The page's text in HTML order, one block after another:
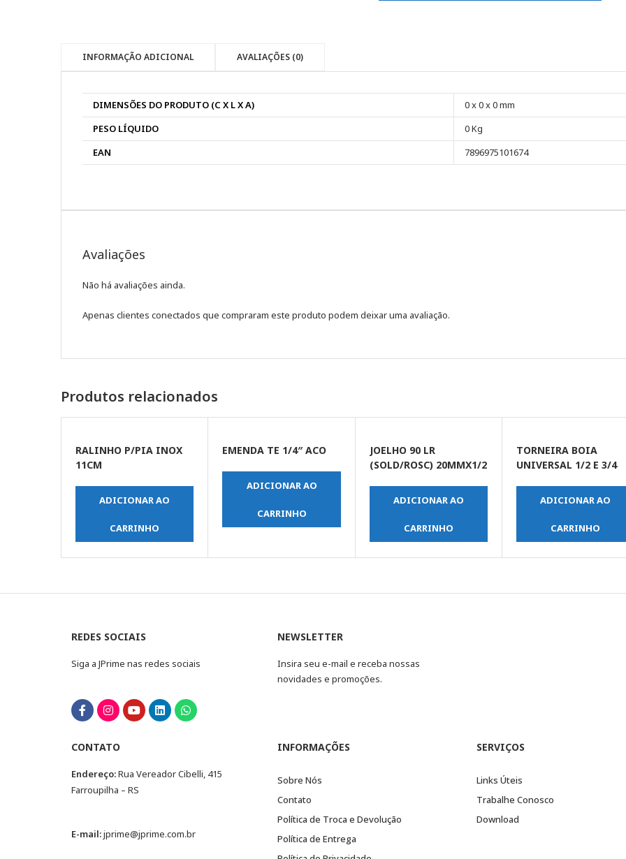
INFORMAÇÃO ADICIONAL AVALIAÇÕES (0)
DIMENSÕES DO PRODUTO (C X L X A)
0 x 0 x 0 mm
PESO LÍQUIDO
0 Kg
EAN
7896975101674
Avaliações
Não há avaliações ainda.
Apenas clientes conectados que compraram este produto podem deixar uma avaliação.
Produtos relacionados
RALINHO P/PIA INOX
11CM
ADICIONAR AO
CARRINHO
EMENDA TE 1/4″ ACO
ADICIONAR AO
CARRINHO
JOELHO 90 LR
(SOLD/ROSC) 20MMX1/2
ADICIONAR AO
CARRINHO
TORNEIRA BOIA
UNIVERSAL 1/2 E 3/4
ADICIONAR AO
CARRINHO
REDES SOCIAIS
Siga a JPrime nas redes sociais
NEWSLETTER
Insira seu e-mail e receba nossas
novidades e promoções.
CONTATO
Endereço:Rua Vereador Cibelli, 415
Farroupilha – RS
E-mail:jprime@jprime.com.br
INFORMAÇÕES
Sobre Nós
Contato
Política de Troca e Devolução
Política de Entrega
SERVIÇOS
Links Úteis
Trabalhe Conosco
Download